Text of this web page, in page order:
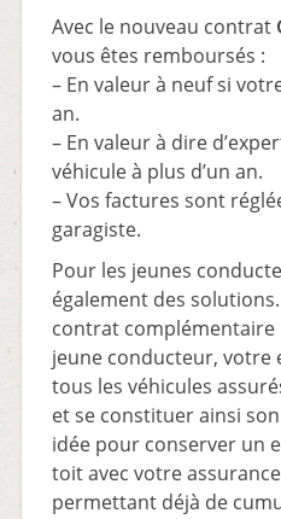
Avec le nouveau contrat
vous êtes remboursés :
– En valeur à neuf si
an.
– En valeur à dire
véhicule à plus d’un an.
– Vos factures sont
garagiste.
Pour les jeunes
également des
contrat complémentaire
jeune conducteur,
tous les véhicules
et se constituer ainsi
idée pour conserver un
toit avec votre
permettant déjà de